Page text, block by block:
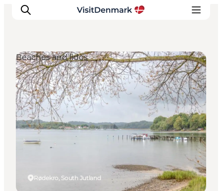
Ispirazioni
Dove andare
Cosa fare
Dove dormire
Pianifica il viaggio
Rødekro, South Jutland
Beaches and lidos